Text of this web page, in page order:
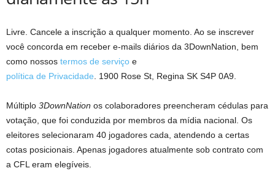
Livre. Cancele a inscrição a qualquer momento. Ao se inscrever
você concorda em receber e-mails diários da 3DownNation, bem
como nossos termos de serviço e
política de Privacidade . 1900 Rose St, Regina SK S4P 0A9.
Múltiplo 3DownNation os colaboradores preencheram cédulas para
votação, que foi conduzida por membros da mídia nacional. Os
eleitores selecionaram 40 jogadores cada, atendendo a certas
cotas posicionais. Apenas jogadores atualmente sob contrato com
a CFL eram elegíveis.